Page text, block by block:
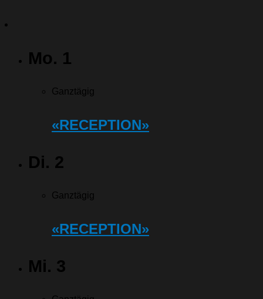
Mo. 1
Ganztägig
«RECEPTION»
Di. 2
Ganztägig
«RECEPTION»
Mi. 3